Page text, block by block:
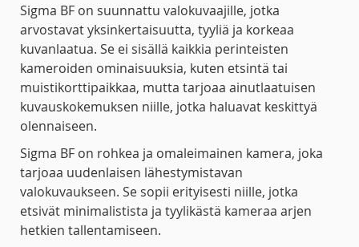
Sigma BF on suunnattu valokuvaajille, jotka
arvostavat yksinkertaisuutta, tyyliä ja korkeaa
kuvanlaatua. Se ei sisällä kaikkia perinteisten
kameroiden ominaisuuksia, kuten etsintä tai
muistikorttipaikkaa, mutta tarjoaa ainutlaatuisen
kuvauskokemuksen niille, jotka haluavat keskittyä
olennaiseen.
Sigma BF on rohkea ja omaleimainen kamera, joka
tarjoaa uudenlaisen lähestymistavan
valokuvaukseen. Se sopii erityisesti niille, jotka
etsivät minimalistista ja tyylikästä kameraa arjen
hetkien tallentamiseen.